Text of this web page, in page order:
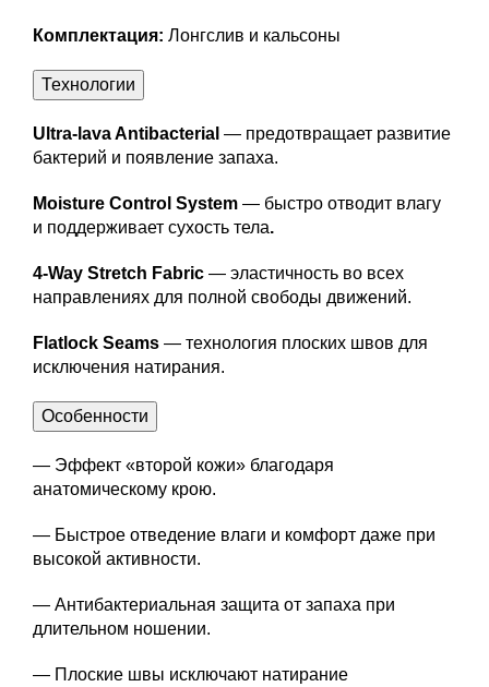
Комплектация: Лонгслив и кальсоны
Технологии
Ultra-lava Antibacterial — предотвращает развитие
бактерий и появление запаха.
Moisture Control System — быстро отводит влагу
и поддерживает сухость тела.
4-Way Stretch Fabric — эластичность во всех
направлениях для полной свободы движений.
Flatlock Seams — технология плоских швов для
исключения натирания.
Особенности
— Эффект «второй кожи» благодаря
анатомическому крою.
— Быстрое отведение влаги и комфорт даже при
высокой активности.
— Антибактериальная защита от запаха при
длительном ношении.
— Плоские швы исключают натирание